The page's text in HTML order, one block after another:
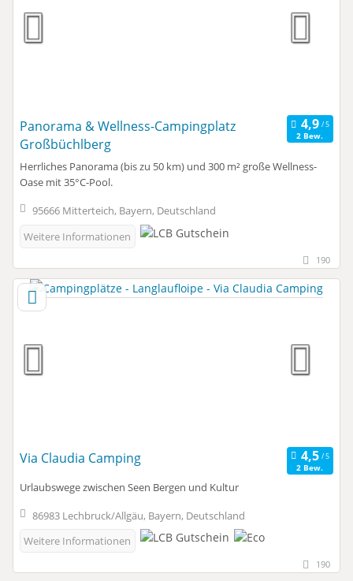
Panorama & Wellness-Campingplatz
Großbüchlberg
2 Bew.
Herrliches Panorama (bis zu 50 km) und 300 m² große Wellness-
Oase mit 35°C-Pool.
95666 Mitterteich, Bayern, Deutschland
Weitere Informationen
190
Via Claudia Camping
2 Bew.
Urlaubswege zwischen Seen Bergen und Kultur
86983 Lechbruck/Allgäu, Bayern, Deutschland
Weitere Informationen
190